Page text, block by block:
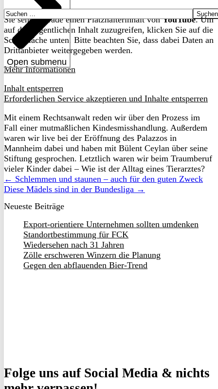
Open submenu
Suchen
nach:
Sie sehen gerade einen Platzhalterinhalt vonYouTube. Um
auf den eigentlichen Inhalt zuzugreifen, klicken Sie auf die
Schaltfläche unten. Bitte beachten Sie, dass dabei Daten an
Drittanbieter weitergegeben werden.
Mehr Informationen
Inhalt entsperren
Erforderlichen Service akzeptieren und Inhalte entsperren
Mit einem Rechtsanwalt reden wir über den Prozess im
Fall einer mutmaßlichen Kindesmisshandlung. Außerdem
waren wir live bei der Eröffnung des Palazzos in
Mannheim dabei und haben mit Bülent Ceylan über seine
Stiftung gesprochen. Letztlich waren wir beim Traumberuf
vieler Kinder dabei – Wie ist der Alltag eines Tierarztes?
← Schlemmen und staunen – auch für den guten Zweck
Diese Mädels sind in der Bundesliga →
Neueste Beiträge
Export-orientiere Unternehmen sollten umdenken
Standortbestimmung für FCK
Wiedersehen nach 31 Jahren
Zölle erschweren Winzern die Planung
Gegen den abflauenden Bier-Trend
Folge uns auf Social Media & nichts